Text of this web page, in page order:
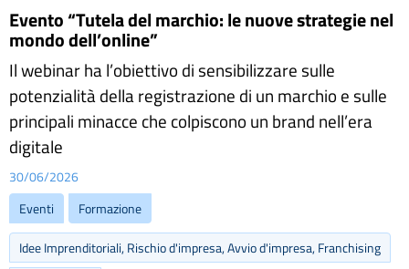
Evento “Tutela del marchio: le nuove strategie nel
mondo dell’online”
Il webinar ha l’obiettivo di sensibilizzare sulle
potenzialità della registrazione di un marchio e sulle
principali minacce che colpiscono un brand nell’era
digitale
30/06/2026
Eventi
Formazione
Idee Imprenditoriali, Rischio d'impresa, Avvio d'impresa, Franchising